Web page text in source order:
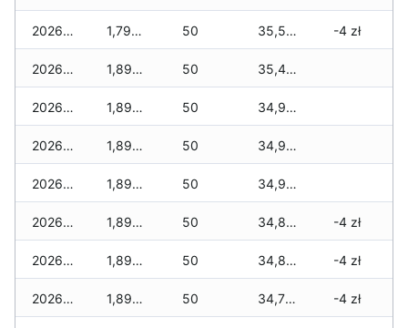
2026-02-13 1,795 zł 50 35,595 zł -4 zł
2026-02-12 1,895 zł 50 35,495 zł
2026-02-11 1,895 zł 50 34,985 zł
2026-02-10 1,895 zł 50 34,985 zł
2026-02-09 1,895 zł 50 34,965 zł
2026-02-08 1,895 zł 50 34,815 zł -4 zł
2026-02-07 1,895 zł 50 34,815 zł -4 zł
2026-02-06 1,895 zł 50 34,780 zł -4 zł